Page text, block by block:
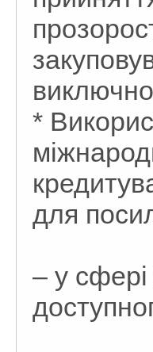
*
для
– у сфері